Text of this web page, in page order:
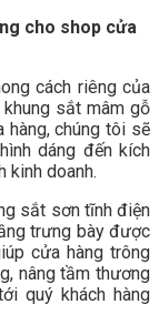
cho shop cửa
cách riêng của
sắt mâm gỗ
hàng, chúng tôi sẽ
dáng đến kích
kinh doanh.
sắt sơn tĩnh điện
trưng bày được
cửa hàng trông
nâng tầm thương
quý khách hàng